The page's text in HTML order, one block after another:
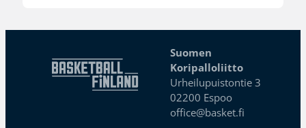
Suomen
Koripalloliitto
Urheilupuistontie 3
02200 Espoo
office@basket.fi